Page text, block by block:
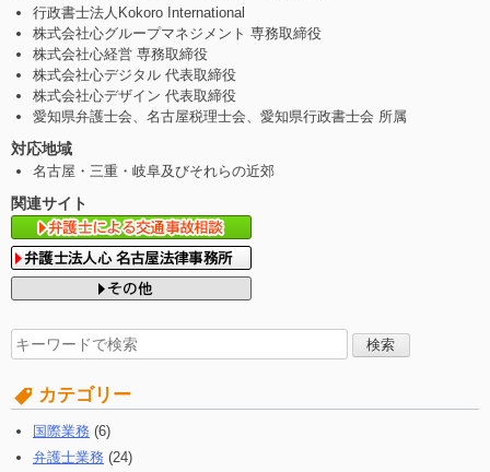
行政書士法人Kokoro International
株式会社心グループマネジメント 専務取締役
株式会社心経営 専務取締役
株式会社心デジタル 代表取締役
株式会社心デザイン 代表取締役
愛知県弁護士会、名古屋税理士会、愛知県行政書士会 所属
対応地域
名古屋・三重・岐阜及びそれらの近郊
関連サイト
検
索
す
る:
カテゴリー
国際業務 (6)
弁護士業務 (24)